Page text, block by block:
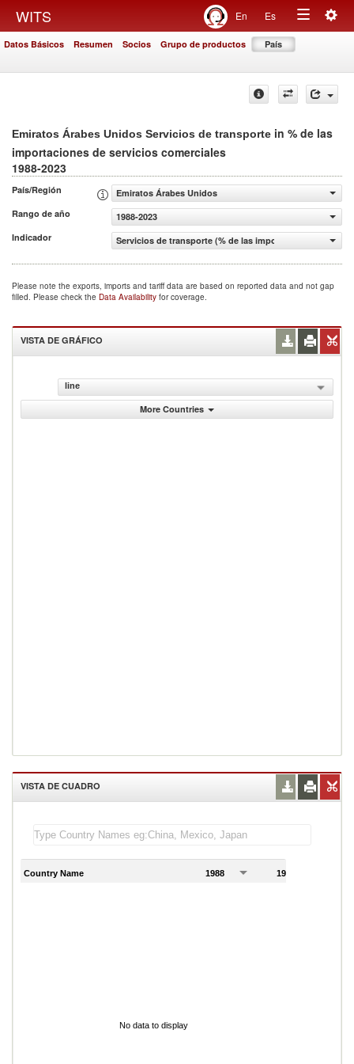
WITS En Es
Toggle
Datos Básicos Resumen Socios Grupo de productos País
Emiratos Árabes Unidos Servicios de transporte in % de las
importaciones de servicios comerciales
1988-2023
País/Región
Emiratos Árabes Unidos
Rango de año
1988-2023
Indicador
Servicios de transporte (% de las importaciones de
Please note the exports, imports and tariff data are based on reported data and not gap
filled. Please check the Data Availability for coverage.
VISTA DE GRÁFICO
line
More Countries
VISTA DE CUADRO
Country Name 1988 1989
No data to display